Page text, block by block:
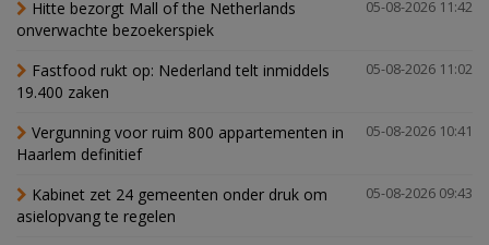
05-08-2026 11:42
Hitte bezorgt Mall of the Netherlands
onverwachte bezoekerspiek
05-08-2026 11:02
Fastfood rukt op: Nederland telt inmiddels
19.400 zaken
05-08-2026 10:41
Vergunning voor ruim 800 appartementen in
Haarlem definitief
05-08-2026 09:43
Kabinet zet 24 gemeenten onder druk om
asielopvang te regelen